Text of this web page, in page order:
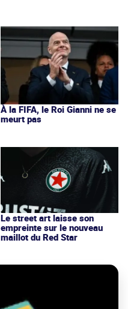
À la FIFA, le Roi Gianni ne se
meurt pas
Le street art laisse son
empreinte sur le nouveau
maillot du Red Star